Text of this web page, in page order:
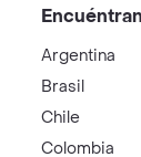
Argentina
Brasil
Chile
Colombia